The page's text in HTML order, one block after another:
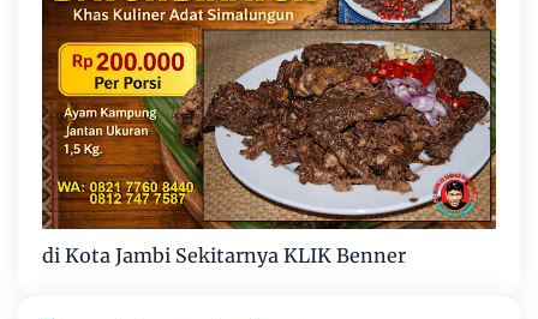
di Kota Jambi Sekitarnya KLIK Benner